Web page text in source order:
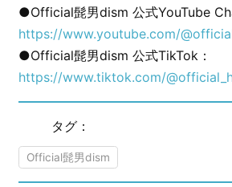
●Official髭男dism 公式YouTube
https://www.youtube.com/
●Official髭男dism 公式TikTok：
https://www.tiktok.com/
タグ：
Official髭男dism